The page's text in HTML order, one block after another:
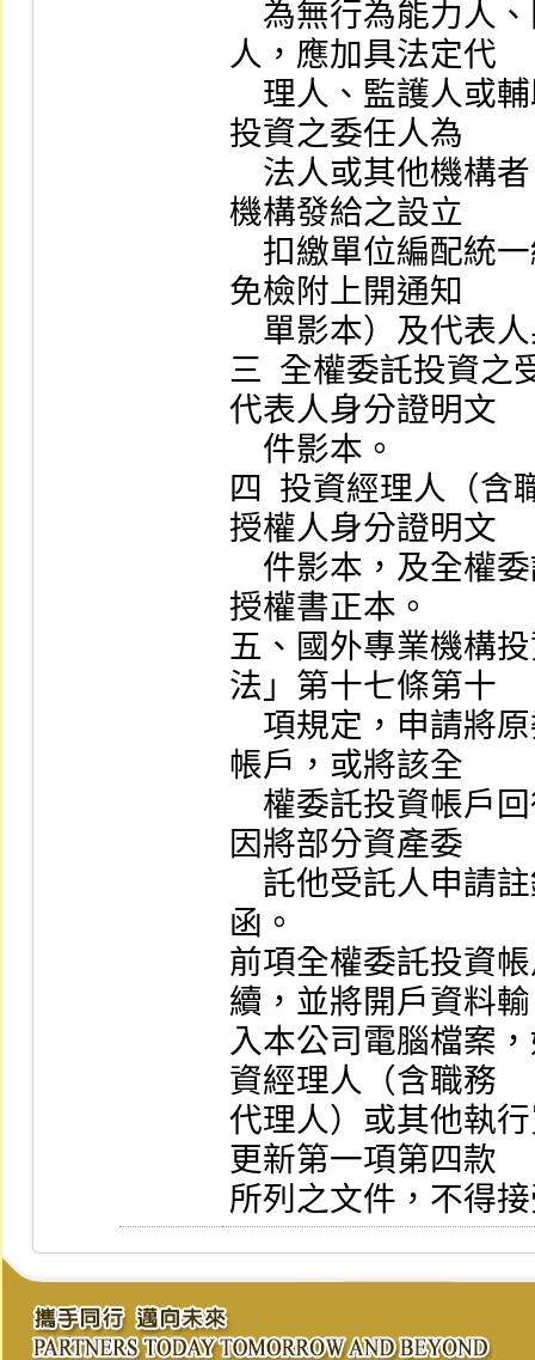
人，應加具法定代
投資之委任人為
機構發給之設立
免檢附上開通知
三  全權委託投資之
代表人身分證明文
四  投資經理人（含
授權人身分證明文
授權書正本。
五、國外專業機構
法」第十七條第十
帳戶，或將該全
因將部分資產委
函。
前項全權委託投資
續，並將開戶資料輸
入本公司電腦檔案
資經理人（含職務
代理人）或其他執
更新第一項第四款
所列之文件，不得